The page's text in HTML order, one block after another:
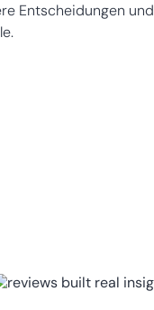
Entscheidungen und